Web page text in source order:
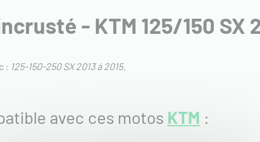
- KTM 125/150 SX
: 125-150-250 SX 2013 à 2015.
avec ces motos KTM :